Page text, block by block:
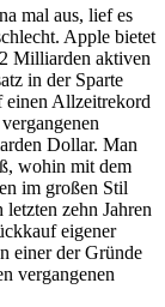
mal aus, lief es
Apple bietet
Milliarden aktiven
in der Sparte
einen Allzeitrekord
Dollar. Man
wohin mit dem
im großen Stil
zehn Jahren
eigener
einer der Gründe
vergangenen